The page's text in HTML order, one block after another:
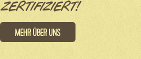
ZERTIFIZIERT!
Mehr über uns